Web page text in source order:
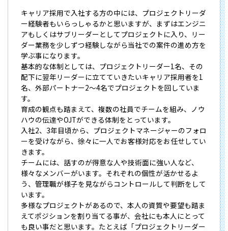
キャリア採用で入社する方の中には、プロジェクトリーダ
ー経験者もいらっしゃるかと思いますが、まずはエンジニ
アもしくはサブリーダーとしてプロジェクトに入り、リー
ダー業務を少しずつ経験しながら当社での案件の進め方を
学ぶ事になります。
基本的な体制としては、プロジェクトリーダー1名、その
配下に翌年リーダーに立てていきたいキャリア採用者を1
名、外部パートナー2〜4名でプロジェクトを回していま
す。
育成の観点も踏まえて、複数の社員でチームを組み、ノウ
ハウの伝達やOJTができる体制をとっています。
入社2、3年目頃から、プロジェクトマネージャーのフォロ
ーを受けながら、徐々に一人でお客様対応をお任せしてい
きます。
チームには、話すのが得意な人や技術面に強い人など、
様々なメンバーがいます。それぞれの個性が活かせるよ
う、管理職が様子を見ながらコントロールして判断をして
います。
多様なプロジェクトがあるので、本人の資質や要望も踏ま
えてポジションを割り当てる事が、会社にも本人にとって
も良い事だと思います。たとえば「プロジェクトリーダー